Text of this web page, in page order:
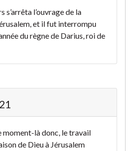
s’arrêta l’ouvrage de la
et il fut interrompu
du règne de Darius, roi de
moment-là donc, le travail
de Dieu à Jérusalem